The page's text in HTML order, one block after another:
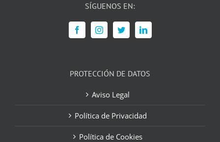
SÍGUENOS EN:
PROTECCIÓN DE DATOS
Aviso Legal
Política de Privacidad
Política de Cookies